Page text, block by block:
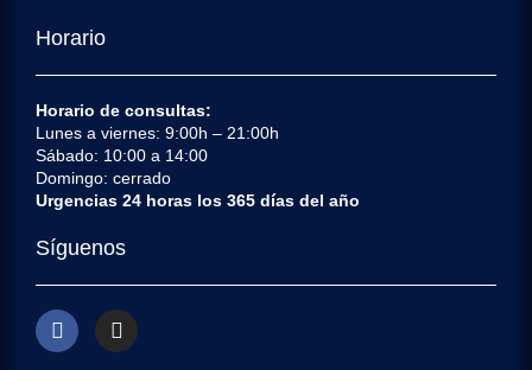
Horario
Horario de consultas:
Lunes a viernes: 9:00h – 21:00h
Sábado: 10:00 a 14:00
Domingo: cerrado
Urgencias 24 horas los 365 días del año
Síguenos